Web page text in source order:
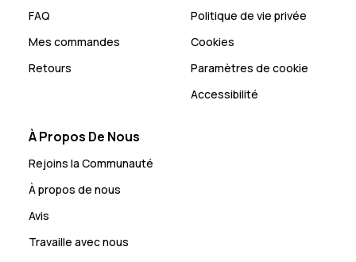
FAQ
Mes commandes
Retours
Politique de vie privée
Cookies
Paramètres de cookie
Accessibilité
À Propos De Nous
Rejoins la Communauté
À propos de nous
Avis
Travaille avec nous